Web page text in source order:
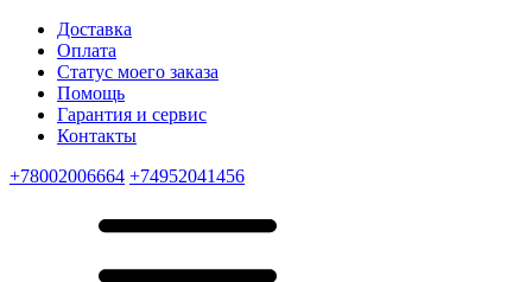
Доставка
Оплата
Статус моего заказа
Помощь
Гарантия и сервис
Контакты
+78002006664 +74952041456